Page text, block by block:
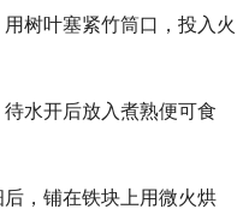
树叶塞紧竹筒口，投入火
水开后放入煮熟便可食
，铺在铁块上用微火烘